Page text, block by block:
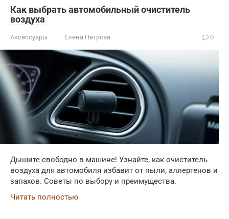
Как выбрать автомобильный очиститель
воздуха
Аксессуары Елена Петрова 0
Дышите свободно в машине! Узнайте, как очиститель
воздуха для автомобиля избавит от пыли, аллергенов и
запахов. Советы по выбору и преимущества.
Читать полностью